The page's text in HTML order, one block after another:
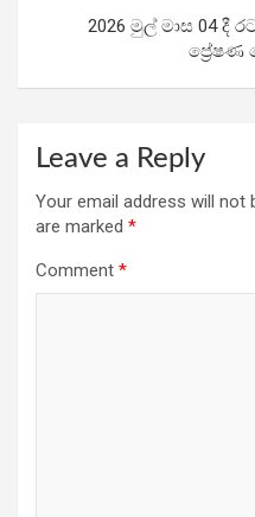
k
p
2026 මුල් මාස 04
ප්‍රේෂණ
Leave a Reply
Your email address will not
are marked *
Comment *